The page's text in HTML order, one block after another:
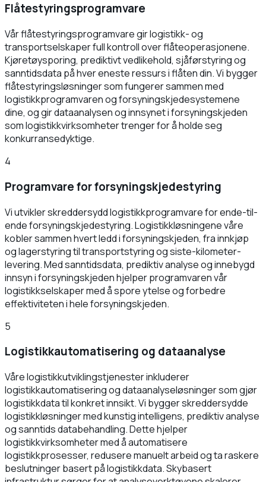
Flåtestyringsprogramvare
Vår flåtestyringsprogramvare gir logistikk- og
transportselskaper full kontroll over flåteoperasjonene.
Kjøretøysporing, prediktivt vedlikehold, sjåførstyring og
sanntidsdata på hver eneste ressurs i flåten din. Vi bygger
flåtestyringsløsninger som fungerer sammen med
logistikkprogramvaren og forsyningskjedesystemene
dine, og gir dataanalysen og innsynet i forsyningskjeden
som logistikkvirksomheter trenger for å holde seg
konkurransedyktige.
4
Programvare for forsyningskjedestyring
Vi utvikler skreddersydd logistikkprogramvare for ende-til-
ende forsyningskjedestyring. Logistikkløsningene våre
kobler sammen hvert ledd i forsyningskjeden, fra innkjøp
og lagerstyring til transportstyring og siste-kilometer-
levering. Med sanntidsdata, prediktiv analyse og innebygd
innsyn i forsyningskjeden hjelper programvaren vår
logistikkselskaper med å spore ytelse og forbedre
effektiviteten i hele forsyningskjeden.
5
Logistikkautomatisering og dataanalyse
Våre logistikkutviklingstjenester inkluderer
logistikkautomatisering og dataanalyseløsninger som gjør
logistikkdata til konkret innsikt. Vi bygger skreddersydde
logistikkløsninger med kunstig intelligens, prediktiv analyse
og sanntids databehandling. Dette hjelper
logistikkvirksomheter med å automatisere
logistikkprosesser, redusere manuelt arbeid og ta raskere
beslutninger basert på logistikkdata. Skybasert